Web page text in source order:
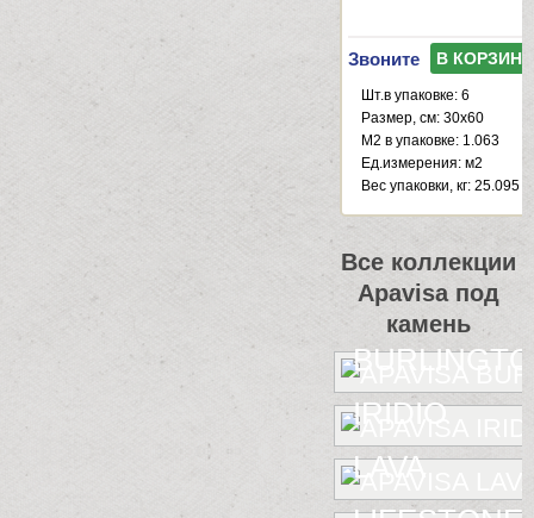
Звоните В КОРЗИНУ
Шт.в упаковке: 6
Размер, см: 30x60
М2 в упаковке: 1.063
Ед.измерения: м2
Веc упаковки, кг: 25.095
Все коллекции
Apavisa под
камень
IRIDIO
LAVA